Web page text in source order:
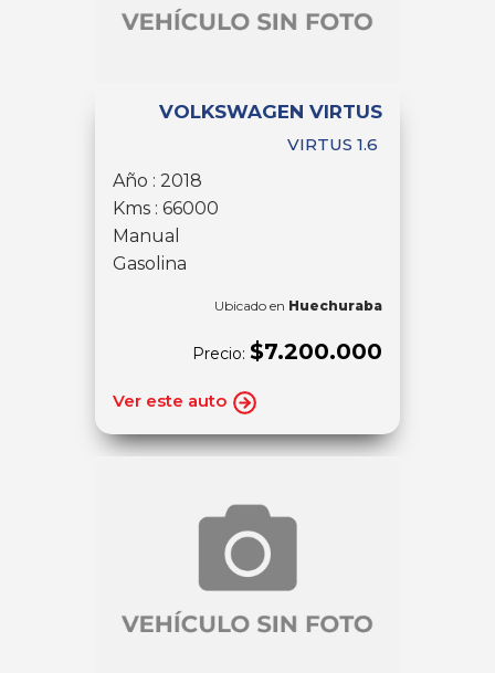
VOLKSWAGEN VIRTUS
VIRTUS 1.6
Año : 2018
Kms : 66000
Manual
Gasolina
Ubicado en Huechuraba
Precio: $7.200.000
Ver este auto